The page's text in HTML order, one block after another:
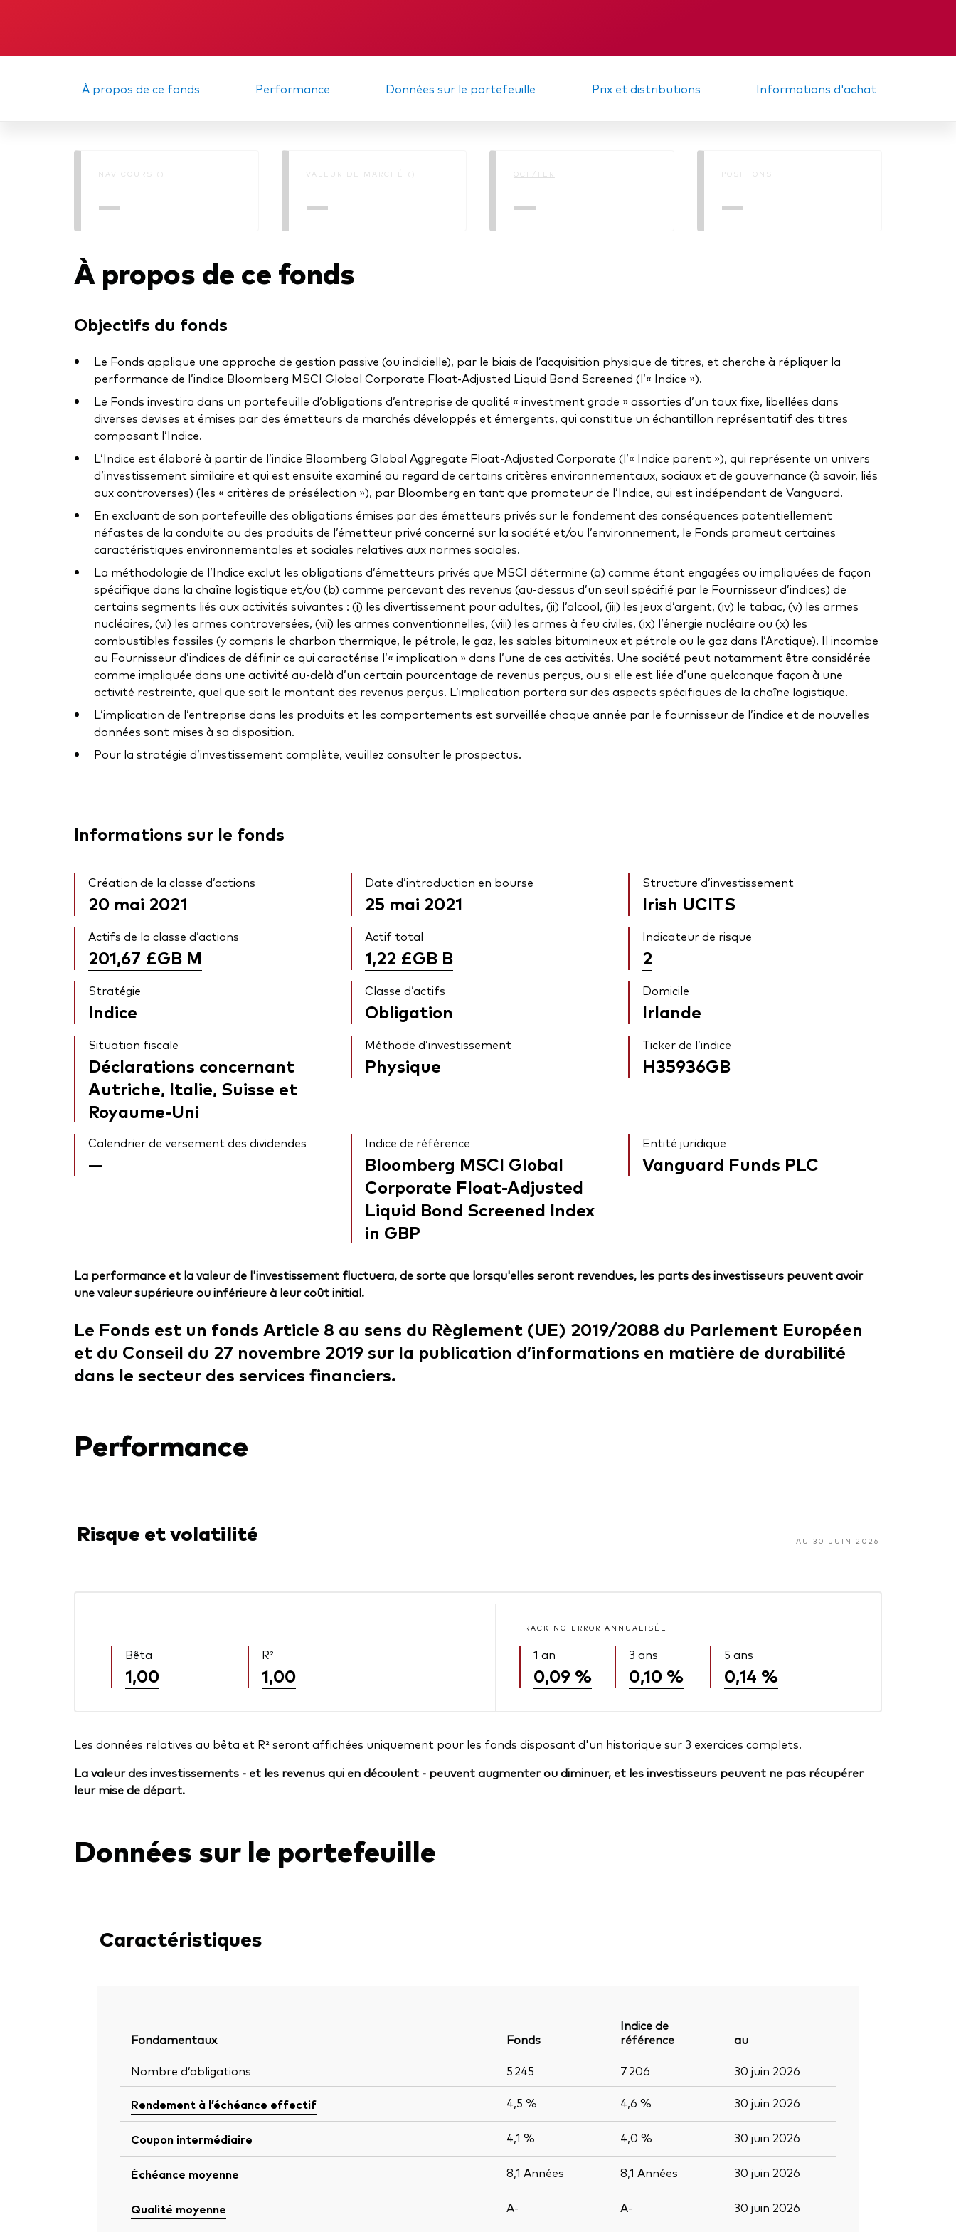
de durabilité
Rapport intermédiaire
À propos de ce fonds Performance Données sur le portefeuille Prix et distributions Informations d'achat
NAV COURS ()
—
VALEUR DE MARCHÉ ()
—
OCF/TER
—
POSITIONS
—
À propos de ce fonds
Objectifs du fonds
Le Fonds applique une approche de gestion passive (ou indicielle), par le biais de l’acquisition physique de titres, et cherche à répliquer la
performance de l’indice Bloomberg MSCI Global Corporate Float-Adjusted Liquid Bond Screened (l’« Indice »).
Le Fonds investira dans un portefeuille d’obligations d’entreprise de qualité « investment grade » assorties d’un taux fixe, libellées dans
diverses devises et émises par des émetteurs de marchés développés et émergents, qui constitue un échantillon représentatif des titres
composant l’Indice.
L’Indice est élaboré à partir de l’indice Bloomberg Global Aggregate Float-Adjusted Corporate (l’« Indice parent »), qui représente un univers
d’investissement similaire et qui est ensuite examiné au regard de certains critères environnementaux, sociaux et de gouvernance (à savoir, liés
aux controverses) (les « critères de présélection »), par Bloomberg en tant que promoteur de l’Indice, qui est indépendant de Vanguard.
En excluant de son portefeuille des obligations émises par des émetteurs privés sur le fondement des conséquences potentiellement
néfastes de la conduite ou des produits de l’émetteur privé concerné sur la société et/ou l’environnement, le Fonds promeut certaines
caractéristiques environnementales et sociales relatives aux normes sociales.
La méthodologie de l’Indice exclut les obligations d’émetteurs privés que MSCI détermine (a) comme étant engagées ou impliquées de façon
spécifique dans la chaîne logistique et/ou (b) comme percevant des revenus (au-dessus d’un seuil spécifié par le Fournisseur d’indices) de
certains segments liés aux activités suivantes : (i) les divertissement pour adultes, (ii) l’alcool, (iii) les jeux d’argent, (iv) le tabac, (v) les armes
nucléaires, (vi) les armes controversées, (vii) les armes conventionnelles, (viii) les armes à feu civiles, (ix) l’énergie nucléaire ou (x) les
combustibles fossiles (y compris le charbon thermique, le pétrole, le gaz, les sables bitumineux et pétrole ou le gaz dans l’Arctique). Il incombe
au Fournisseur d’indices de définir ce qui caractérise l’« implication » dans l’une de ces activités. Une société peut notamment être considérée
comme impliquée dans une activité au-delà d’un certain pourcentage de revenus perçus, ou si elle est liée d’une quelconque façon à une
activité restreinte, quel que soit le montant des revenus perçus. L’implication portera sur des aspects spécifiques de la chaîne logistique.
L’implication de l’entreprise dans les produits et les comportements est surveillée chaque année par le fournisseur de l’indice et de nouvelles
données sont mises à sa disposition.
Pour la stratégie d’investissement complète, veuillez consulter le prospectus.
Informations sur le fonds
Création de la classe d’actions
20 mai 2021
Date d’introduction en bourse
25 mai 2021
Structure d’investissement
Irish UCITS
Actifs de la classe d’actions
201,67 £GB M
Actif total
1,22 £GB B
Indicateur de risque
2
Stratégie
Indice
Classe d’actifs
Obligation
Domicile
Irlande
Situation fiscale
Déclarations concernant
Autriche, Italie, Suisse et
Royaume-Uni
Méthode d’investissement
Physique
Ticker de l’indice
H35936GB
Calendrier de versement des dividendes
—
Indice de référence
Bloomberg MSCI Global
Corporate Float-Adjusted
Liquid Bond Screened Index
in GBP
Entité juridique
Vanguard Funds PLC
La performance et la valeur de l'investissement fluctuera, de sorte que lorsqu'elles seront revendues, les parts des investisseurs peuvent avoir
une valeur supérieure ou inférieure à leur coût initial.
Le Fonds est un fonds Article 8 au sens du Règlement (UE) 2019/2088 du Parlement Européen
et du Conseil du 27 novembre 2019 sur la publication d’informations en matière de durabilité
dans le secteur des services financiers.
Performance
Risque et volatilité AU 30 JUIN 2026
Bêta
1,00
R²
1,00
TRACKING ERROR ANNUALISÉE
1 an
0,09 %
3 ans
0,10 %
5 ans
0,14 %
Les données relatives au bêta et R² seront affichées uniquement pour les fonds disposant d'un historique sur 3 exercices complets.
La valeur des investissements - et les revenus qui en découlent - peuvent augmenter ou diminuer, et les investisseurs peuvent ne pas récupérer
leur mise de départ.
Données sur le portefeuille
Caractéristiques
Fondamentaux Fonds
Indice de
référence
au
Nombre d’obligations
5 245 7 206 30 juin 2026
Rendement à l’échéance effectif 4,5 % 4,6 % 30 juin 2026
Coupon intermédiaire 4,1 % 4,0 % 30 juin 2026
Échéance moyenne 8,1 Années 8,1 Années 30 juin 2026
Qualité moyenne A- A- 30 juin 2026